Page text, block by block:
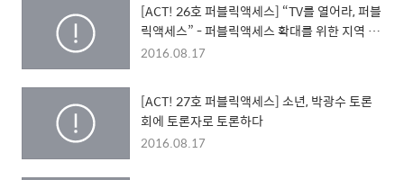
[ACT! 26호 퍼블릭액세스] “TV를 열어라, 퍼블
릭액세스” - 퍼블릭액세스 확대를 위한 지역 순
회 시민영상제
2016.08.17
[ACT! 27호 퍼블릭액세스] 소년, 박광수 토론
회에 토론자로 토론하다
2016.08.17